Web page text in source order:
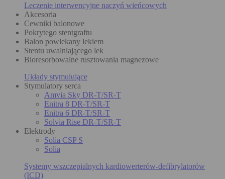
Leczenie interwencyjne naczyń wieńcowych
Akcesoria
Cewniki balonowe
Pokrytego stentgraftu
Balon powlekany lekiem
Stentu uwalniającego lek
Bioresorbowalne rusztowania magnezowe
Układy stymulujące
Stymulatory serca
Amvia Sky DR-T/SR-T
Enitra 8 DR-T/SR-T
Enitra 6 DR-T/SR-T
Solvia Rise DR-T/SR-T
Elektrody
Solia CSP S
Solia
Systemy wszczepialnych kardiowerterów-defibrylatorów
(ICD)